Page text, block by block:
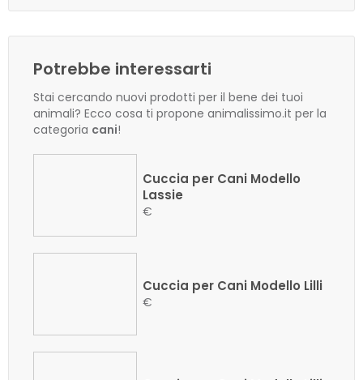
Potrebbe interessarti
Stai cercando nuovi prodotti per il bene dei tuoi
animali? Ecco cosa ti propone animalissimo.it per la
categoria cani!
Cuccia per Cani Modello
Lassie
€
Cuccia per Cani Modello Lilli
€